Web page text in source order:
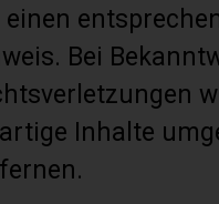
einen
Bei
Inhalte